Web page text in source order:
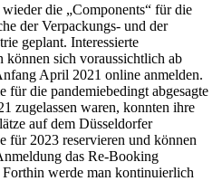
die „Components“ für die
der Verpackungs- und der
geplant. Interessierte
können sich voraussichtlich ab
April 2021 online anmelden.
für die pandemiebedingt abgesagte
zugelassen waren, konnten ihre
auf dem Düsseldorfer
für 2023 reservieren und können
das Re-Booking
werde man kontinuierlich